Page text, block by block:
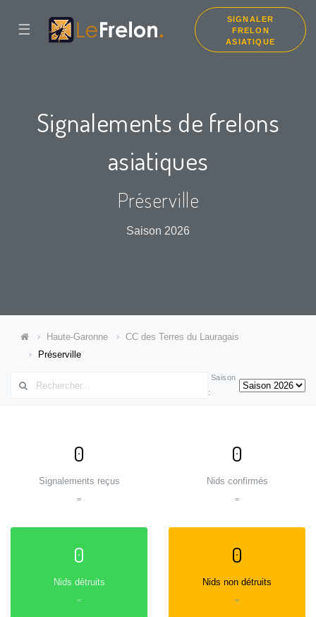
☰
SIGNALER
FRELON
ASIATIQUE
Signalements de frelons
asiatiques
Préserville
Saison 2026
Haute-Garonne
CC des Terres du Lauragais
Préserville
Saison
:
0
Signalements reçus
=
0
Nids confirmés
=
0
Nids détruits
=
0
Nids non détruits
=